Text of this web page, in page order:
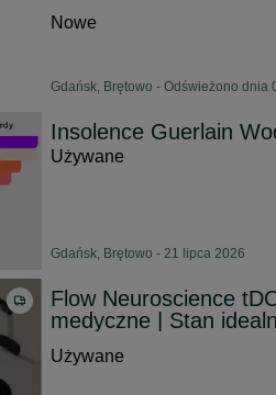
Nowe
Gdańsk, Brętowo - Odświeżono dnia
Insolence Guerlain
Używane
Gdańsk, Brętowo - 21 lipca 2026
Flow Neuroscience
medyczne | Stan
Używane